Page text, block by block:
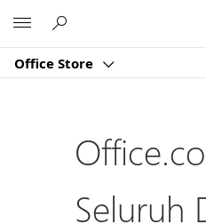
Office Store
Seluruh